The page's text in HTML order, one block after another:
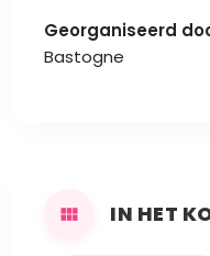
Georganiseerd
Bastogne
IN HET